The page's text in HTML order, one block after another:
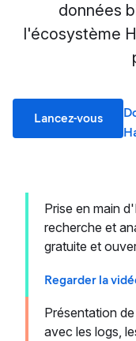
données
l'écosystème
Lancez-vous
Prise en main
recherche et
gratuite et
Regarder la
Présentation
avec les logs,